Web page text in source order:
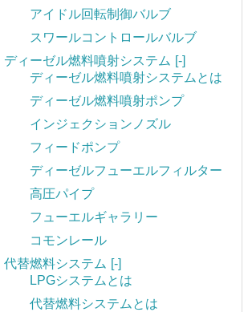
アイドル回転制御バルブ
スワールコントロールバルブ
ディーゼル燃料噴射システム [-]
ディーゼル燃料噴射システムとは
ディーゼル燃料噴射ポンプ
インジェクションノズル
フィードポンプ
ディーゼルフューエルフィルター
高圧パイプ
フューエルギャラリー
コモンレール
代替燃料システム [-]
LPGシステムとは
代替燃料システムとは